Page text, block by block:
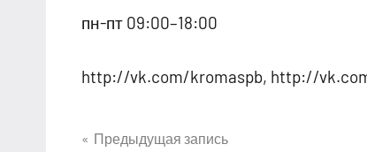
пн-пт 09:00–18:00
http://vk.com/kromaspb, http://
Предыдущая запись